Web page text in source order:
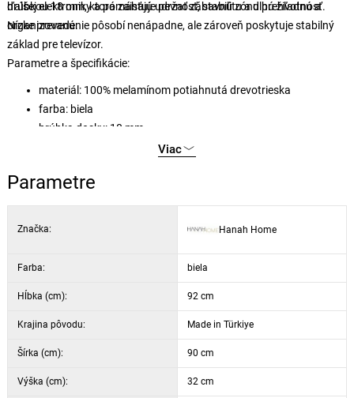
ďalšej elektroniky a pomáhajú udržať zábavnú zónu prehľadnú a
organizovanú.
hrúbkou 18 mm, ktorá zaisťuje pevnosť, stabilitu a dlhú životnosť.
Nízke prevedenie pôsobí nenápadne, ale zároveň poskytuje stabilný
základ pre televízor.
Parametre a špecifikácie:
materiál: 100% melamínom potiahnutá drevotrieska
farba: biela
hrúbka dosky: 18 mm
šírka: 90 cm, výška: 32 cm, hĺbka: 92 cm
Viac
Parametre
Značka: Hanah Home
Farba: biela
Hĺbka (cm): 92 cm
Krajina pôvodu: Made in Türkiye
Šírka (cm): 90 cm
Výška (cm): 32 cm